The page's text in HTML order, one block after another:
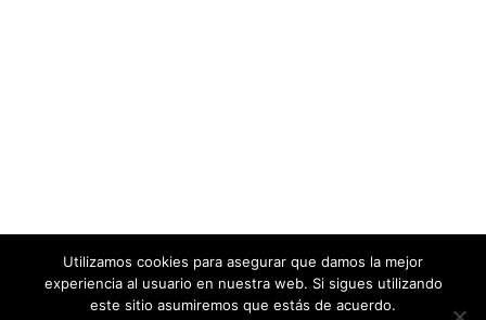
Utilizamos cookies para asegurar que damos la mejor
experiencia al usuario en nuestra web. Si sigues utilizando
este sitio asumiremos que estás de acuerdo.